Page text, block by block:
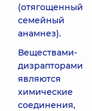
(отягощенный
семейный
анамнез).
Веществами-
дизрапторами
являются
химические
соединения,